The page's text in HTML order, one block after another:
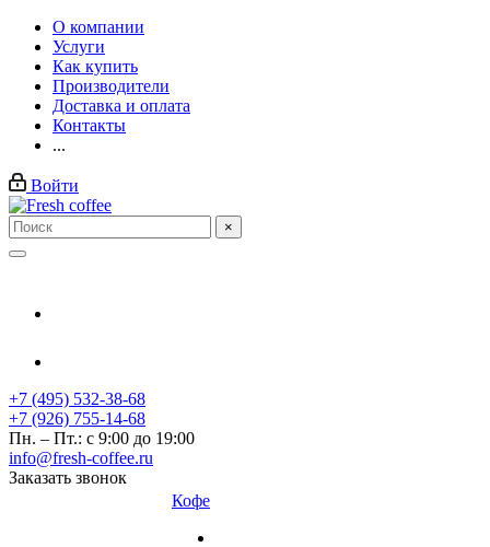
О компании
Услуги
Как купить
Производители
Доставка и оплата
Контакты
...
Войти
×
+7 (495) 532-38-68
+7 (926) 755-14-68
Пн. – Пт.: с 9:00 до 19:00
info@fresh-coffee.ru
Заказать звонок
Кофе